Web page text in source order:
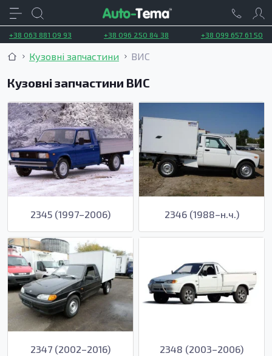
+38 063 881 09 93 +38 096 250 84 38 +38 099 657 61 50
Кузовні запчастини ВИС
Кузовні запчастини ВИС
2345 (1997–2006) 2346 (1988–н.ч.)
2347 (2002–2016) 2348 (2003–2006)